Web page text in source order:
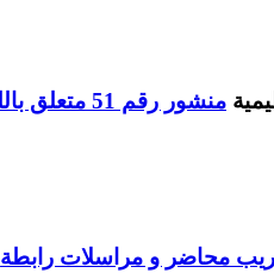
منشور رقم 51 متعلق باللوائح التنظيمية
محاضر و مراسلات رابطة